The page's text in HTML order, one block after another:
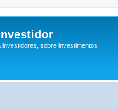
sobre investimentos